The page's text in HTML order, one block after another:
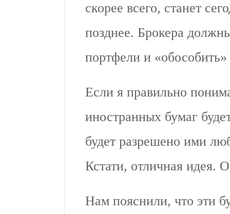
скорее всего, станет
позднее. Брокера
портфели и «обособить»
Если я правильно
иностранных бумаг
будет разрешено ими
Кстати, отличная идея.
Нам пояснили, что эти